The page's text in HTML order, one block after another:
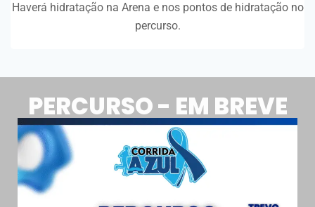
Haverá hidratação na Arena e nos pontos de hidratação no
percurso.
PERCURSO - EM BREVE